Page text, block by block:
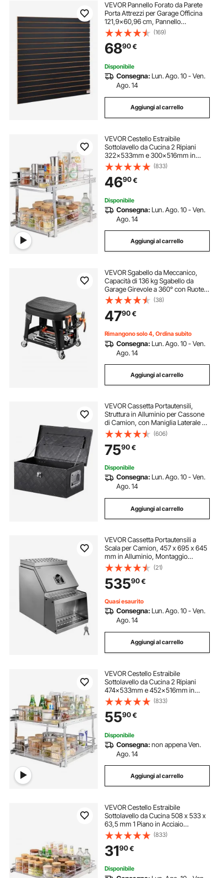
VEVOR Pannello Forato da Parete
Porta Attrezzi per Garage Officina
121,9x60,96 cm, Pannello
Portautensili 2 Pezzi Pannelli da
Parete Porta Attrezzi Portata ca.
34kg Utensili Officina Garage Fai-
da-te
(169)
6890€
Disponibile
Consegna: Lun. Ago. 10 - Ven.
Ago. 14
Aggiungi al carrello
VEVOR Cestello Estraibile
Sottolavello da Cucina 2 Ripiani
322x533mm e 300x516mm in
Acciaio Cromato, Cestello
Scorrevole Cucina Ripiano Carico
max. 30kg, Cestello Portautensili
Sottolavello da Cucina
(833)
4690€
Disponibile
Consegna: Lun. Ago. 10 - Ven.
Ago. 14
Aggiungi al carrello
VEVOR Sgabello da Meccanico,
Capacità di 136 kg Sgabello da
Garage Girevole a 360° con Ruote,
Vassoio Portautensili e
Portacacciavite, Resistente, per
Garage, Officina e Riparazione
Auto, Nero
(38)
4790€
Rimangono solo 4, Ordina subito
Consegna: Lun. Ago. 10 - Ven.
Ago. 14
Aggiungi al carrello
VEVOR Cassetta Portautensili,
Struttura in Alluminio per Cassone
di Camion, con Maniglia Laterale e
Chiavi di Blocco, Organizzatore per
Rimorchi, Camper, 50,8 x 30,5 x
24,1 cm, Colore Nero
(606)
7590€
Disponibile
Consegna: Lun. Ago. 10 - Ven.
Ago. 14
Aggiungi al carrello
VEVOR Cassetta Portautensili a
Scala per Camion, 457 x 695 x 645
mm in Alluminio, Montaggio
Laterale, Cassetta Impermeabile
con Maniglia a T e Chiavi per
Semirimorchi, Rimorchi a Pianale
(21)
53590€
Quasi esaurito
Consegna: Lun. Ago. 10 - Ven.
Ago. 14
Aggiungi al carrello
VEVOR Cestello Estraibile
Sottolavello da Cucina 2 Ripiani
474x533mm e 452x516mm in
Acciaio Cromato, Cestello
Scorrevole Cucina Ripiano Carico
max. 30kg, Cestello Portautensili
Sottolavello da Cucina
(833)
5590€
Disponibile
Consegna:non appena Ven.
Ago. 14
Aggiungi al carrello
VEVOR Cestello Estraibile
Sottolavello da Cucina 508 x 533 x
63,5 mm 1 Piano in Acciaio
Cromato, Cestello Scorrevole per
Cucina Ripiano Carico max. 13 kg,
Cestello Portautensili Sottolavello
da Cucina
(833)
3190€
Disponibile